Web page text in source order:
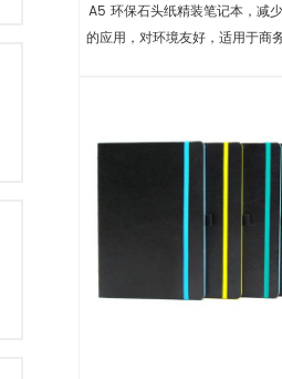
A5 环保石头纸精装笔记本，减
的应用，对环境友好，适用于商